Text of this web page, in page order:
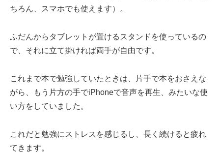
ちろん、スマホでも使えます）。
ふだんからタブレットが置けるスタンドを使っているの
で、それに立て掛ければ両手が自由です。
これまで本で勉強していたときは、片手で本をおさえな
がら、もう片方の手でiPhoneで音声を再生、みたいな使
い方をしていました。
これだと勉強にストレスを感じるし、長く続けると疲れ
てきます。